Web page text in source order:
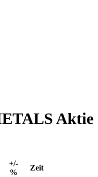
Aktie
+/-
%
Zeit